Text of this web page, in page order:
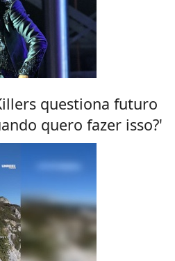
questiona futuro
quero fazer isso?'